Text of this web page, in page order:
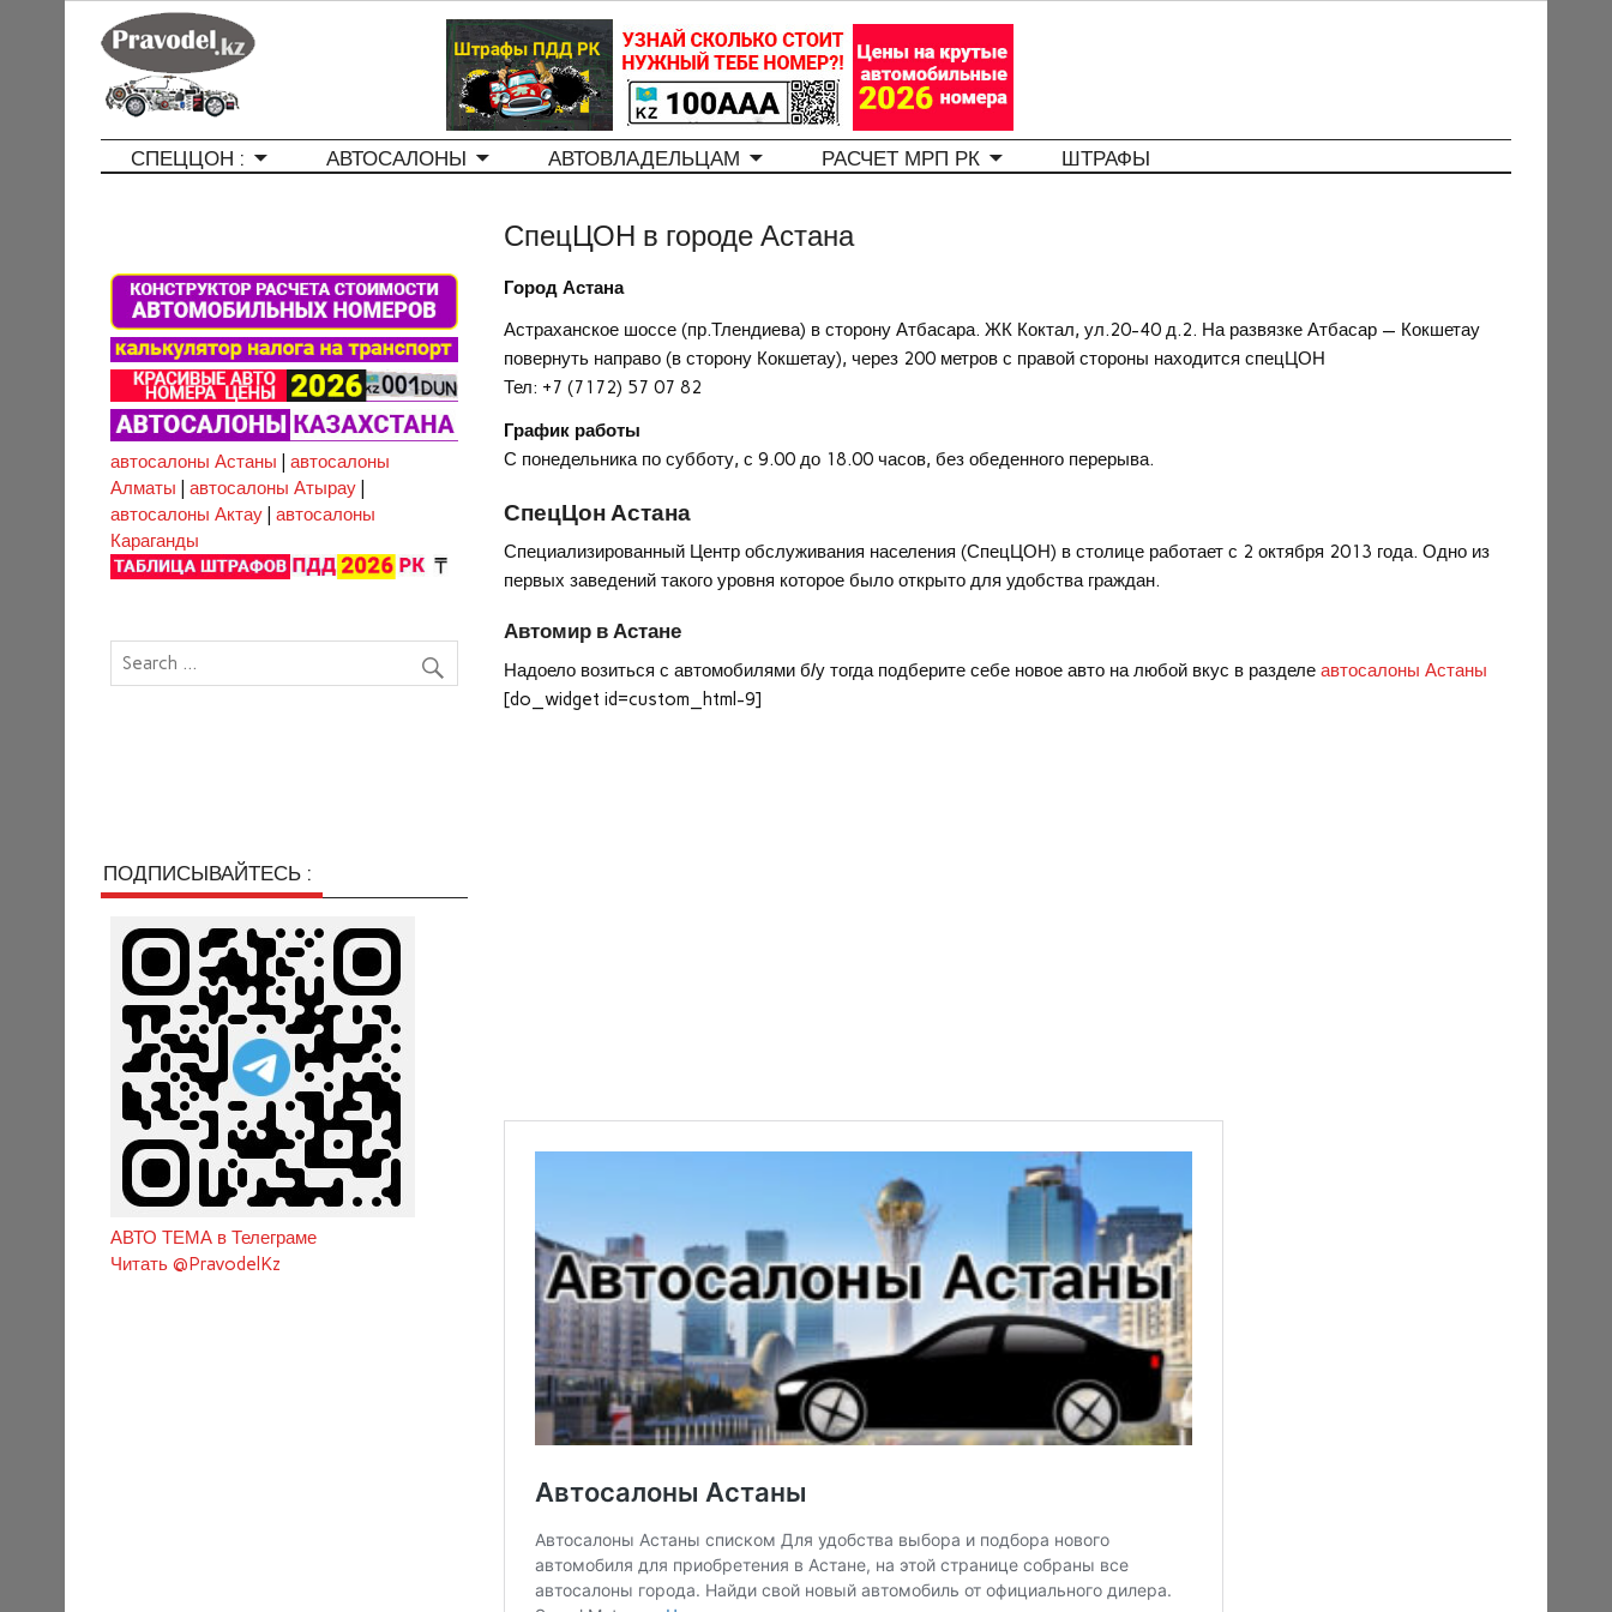
СПЕЦЦОН : АВТОСАЛОНЫ АВТОВЛАДЕЛЬЦАМ РАСЧЕТ МРП РК ШТРАФЫ
СпецЦОН в городе Астана
Город Астана
Астраханское шоссе (пр.Тлендиева) в сторону Атбасара. ЖК Коктал, ул.20-40 д.2. На развязке Атбасар — Кокшетау
повернуть направо (в сторону Кокшетау), через 200 метров с правой стороны находится спецЦОН
Тел: +7 (7172) 57 07 82
График работы
С понедельника по субботу, с 9.00 до 18.00 часов, без обеденного перерыва.
СпецЦон Астана
Специализированный Центр обслуживания населения (СпецЦОН) в столице работает с 2 октября 2013 года. Одно из
первых заведений такого уровня которое было открыто для удобства граждан.
Автомир в Астане
Надоело возиться с автомобилями б/у тогда подберите себе новое авто на любой вкус в разделеавтосалоны Астаны
[do_widget id=custom_html-9]
автосалоны Астаны
автосалоны
Алматы
автосалоны Атырау|
автосалоны Актау| автосалоны
Караганды
ПОДПИСЫВАЙТЕСЬ :
АВТО ТЕМА в Телеграме
Читать @PravodelKz